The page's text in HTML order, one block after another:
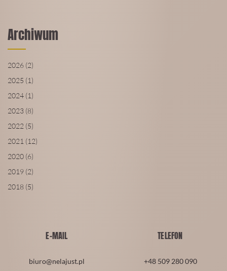
Archiwum
2026 (2)
2025 (1)
2024 (1)
2023 (8)
2022 (5)
2021 (12)
2020 (6)
2019 (2)
2018 (5)
E-MAIL
biuro@nelajust.pl
TELEFON
+48 509 280 090